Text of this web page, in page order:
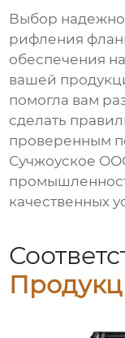
Выбор
рифления
обеспечения
вашей
помогла вам
сделать
проверенным
Сучжоуское
качественных